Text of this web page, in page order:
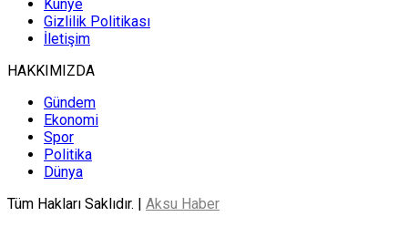
Künye
Gizlilik Politikası
İletişim
HAKKIMIZDA
Gündem
Ekonomi
Spor
Politika
Dünya
Tüm Hakları Saklıdır. | Aksu Haber